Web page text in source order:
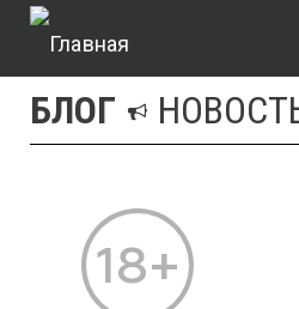
Перейти
основному
содержанию
БЛОГ